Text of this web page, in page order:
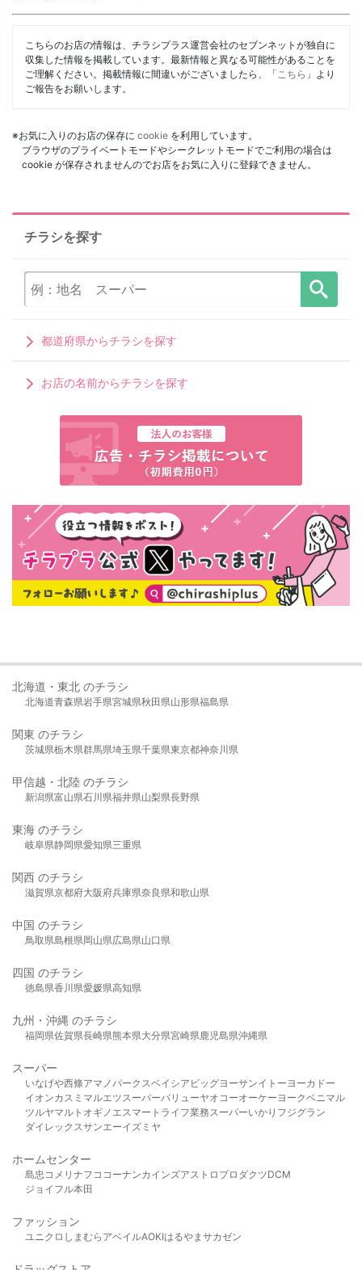
こちらのお店の情報は、チラシプラス運営会社のセブンネットが独自に
収集した情報を掲載しています。最新情報と異なる可能性があることを
ご理解ください。掲載情報に間違いがございましたら、「 こちら 」より
ご報告をお願いします。
※お気に入りのお店の保存に cookie を利用しています。
ブラウザのプライベートモードやシークレットモードでご利用の場合は
cookie が保存されませんのでお店をお気に入りに登録できません。
チラシを探す
都道府県からチラシを探す
お店の名前からチラシを探す
北海道・東北 のチラシ
北海道青森県岩手県宮城県秋田県山形県福島県
関東 のチラシ
茨城県栃木県群馬県埼玉県千葉県東京都神奈川県
甲信越・北陸 のチラシ
新潟県富山県石川県福井県山梨県長野県
東海 のチラシ
岐阜県静岡県愛知県三重県
関西 のチラシ
滋賀県京都府大阪府兵庫県奈良県和歌山県
中国 のチラシ
鳥取県島根県岡山県広島県山口県
四国 のチラシ
徳島県香川県愛媛県高知県
九州・沖縄 のチラシ
福岡県佐賀県長崎県熊本県大分県宮崎県鹿児島県沖縄県
スーパー
いなげや西條アマノパークスベイシア ビッグヨーサンイトーヨーカドー
イオンカスミ マルエツスーパーバリューヤオコーオーケー ヨークベニマル
ツルヤマルト オギノ エスマート ライフ業務スーパーいかり フジグラン
ダイレックスサンエーイズミヤ
ホームセンター
島忠 コメリ ナフコ コーナンカインズアストロプロダクツDCM
ジョイフル本田
ファッション
ユニクロ しまむら アベイルAOKIはるやま サカゼン